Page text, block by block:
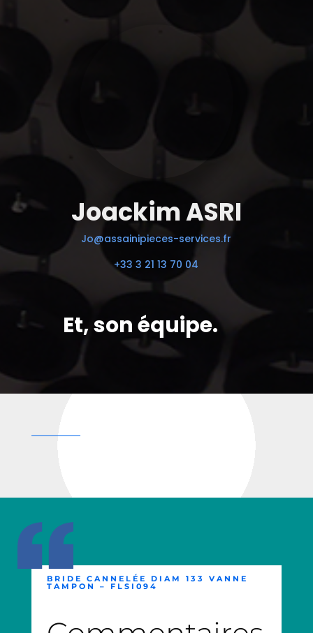
Joackim ASRI
Jo@assainipieces-services.fr
+33 3 21 13 70 04
Et, son équipe.
BRIDE CANNELÉE DIAM 133 VANNE
TAMPON – FLSI094